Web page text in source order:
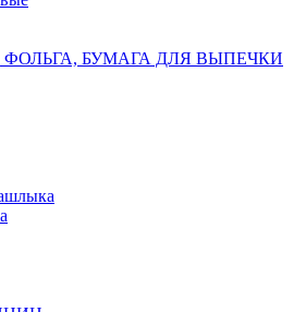
БУМАГА ДЛЯ ВЫПЕЧКИ